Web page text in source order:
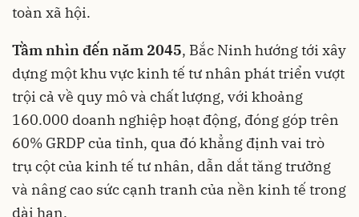
toàn xã hội.
Tầm nhìn đến năm 2045, Bắc Ninh hướng tới xây
dựng một khu vực kinh tế tư nhân phát triển vượt
trội cả về quy mô và chất lượng, với khoảng
160.000 doanh nghiệp hoạt động, đóng góp trên
60% GRDP của tỉnh, qua đó khẳng định vai trò
trụ cột của kinh tế tư nhân, dẫn dắt tăng trưởng
và nâng cao sức cạnh tranh của nền kinh tế trong
dài hạn.